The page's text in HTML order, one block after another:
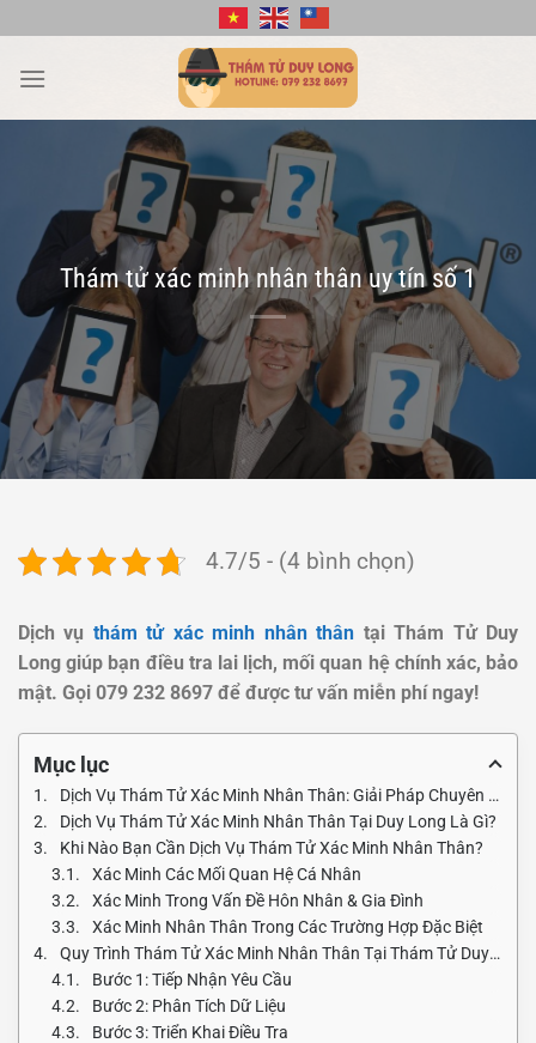
qua
nội
Thám tử xác minh nhân thân uy tín số 1
4.7/5 - (4 bình chọn)
Dịch vụ thám tử xác minh nhân thân tại Thám Tử Duy
Long giúp bạn điều tra lai lịch, mối quan hệ chính xác, bảo
mật. Gọi 079 232 8697 để được tư vấn miễn phí ngay!
Mục lục
Dịch Vụ Thám Tử Xác Minh Nhân Thân: Giải Pháp Chuyên Nghiệp Tại Duy Long
Dịch Vụ Thám Tử Xác Minh Nhân Thân Tại Duy Long Là Gì?
Khi Nào Bạn Cần Dịch Vụ Thám Tử Xác Minh Nhân Thân?
Xác Minh Các Mối Quan Hệ Cá Nhân
Xác Minh Trong Vấn Đề Hôn Nhân & Gia Đình
Xác Minh Nhân Thân Trong Các Trường Hợp Đặc Biệt
Quy Trình Thám Tử Xác Minh Nhân Thân Tại Thám Tử Duy Long
Bước 1: Tiếp Nhận Yêu Cầu
Bước 2: Phân Tích Dữ Liệu
Bước 3: Triển Khai Điều Tra